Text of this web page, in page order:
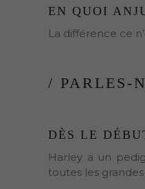
EN QUOI
La différence ce
/ PARLES-
DÈS LE
Harley a un
toutes les